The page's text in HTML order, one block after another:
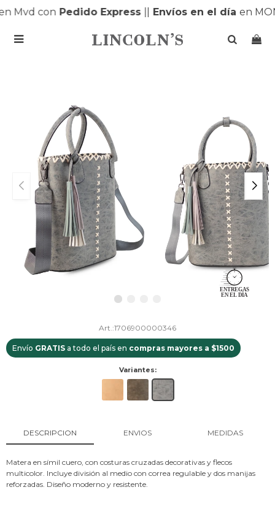
Mvd conPedido Express|| Envíos en el díaen

1706900000346
Envío GRATIS a todo el país en compras mayores a $1500
Variantes:
DESCRIPCION ENVIOS MEDIDAS
Matera en símil cuero, con costuras cruzadas decorativas y flecos
multicolor. Incluye división al medio con correa regulable y dos manijas
reforzadas. Diseño moderno y resistente.